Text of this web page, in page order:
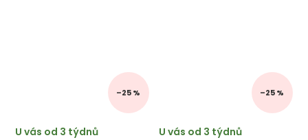
–25 %
U vás od 3 týdnů
–25 %
U vás od 3 týdnů